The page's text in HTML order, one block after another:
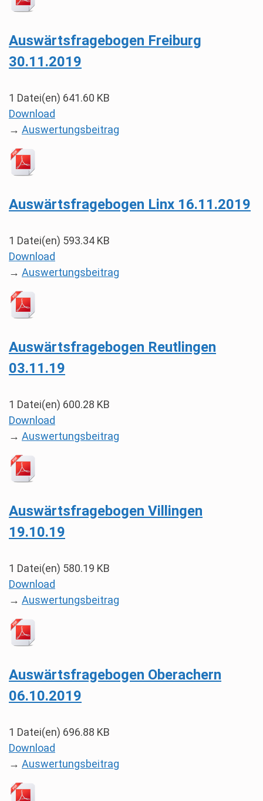
Auswärtsfragebogen Freiburg
30.11.2019
1 Datei(en) 641.60 KB
Download
→ Auswertungsbeitrag
Auswärtsfragebogen Linx 16.11.2019
1 Datei(en) 593.34 KB
Download
→ Auswertungsbeitrag
Auswärtsfragebogen Reutlingen
03.11.19
1 Datei(en) 600.28 KB
Download
→ Auswertungsbeitrag
Auswärtsfragebogen Villingen
19.10.19
1 Datei(en) 580.19 KB
Download
→ Auswertungsbeitrag
Auswärtsfragebogen Oberachern
06.10.2019
1 Datei(en) 696.88 KB
Download
→ Auswertungsbeitrag